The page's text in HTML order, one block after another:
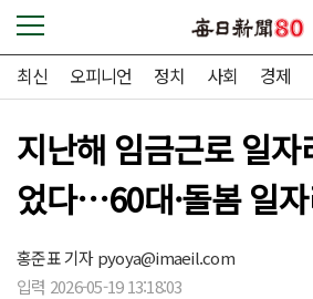
최신 오피니언 정치 사회 경제
지난해 임금근로 일
었다…60대·돌봄 일
홍준표 기자pyoya@imaeil.com
입력 2026-05-19 13:18:03